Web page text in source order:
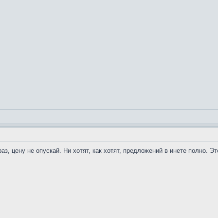
цену не опускай. Ни хотят, как хотят, предложений в инете полно.